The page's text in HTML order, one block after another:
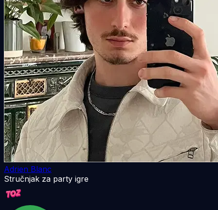
Adrien Blanc
Stručnjak za party igre